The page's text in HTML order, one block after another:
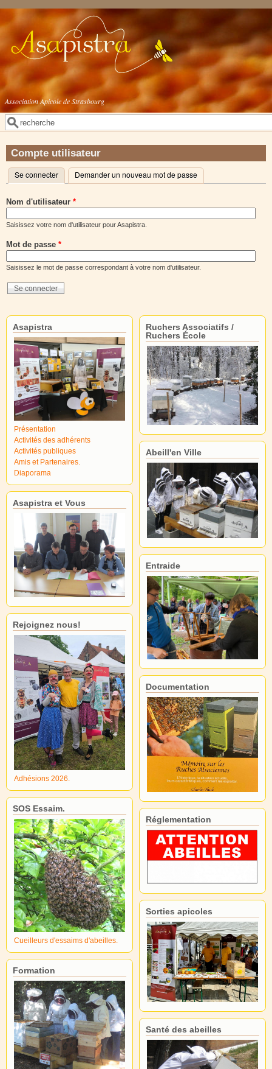
Aller au contenu principal
Association Apicole de Strasbourg
Formulaire de recherche
Rechercher
Compte utilisateur
Onglets principaux
Se connecter (onglet actif)
Demander un nouveau mot de passe
Nom d'utilisateur *
Saisissez votre nom d'utilisateur pour Asapistra.
Mot de passe *
Saisissez le mot de passe correspondant à votre nom d'utilisateur.
Asapistra
Présentation
Activités des adhérents
Activités publiques
Amis et Partenaires.
Diaporama
Asapistra et Vous
Rejoignez nous!
Adhésions 2026.
SOS Essaim.
Cueilleurs d'essaims d'abeilles.
Formation
Ruchers Associatifs /
Ruchers École
Abeill'en Ville
Entraide
Documentation
Réglementation
Sorties apicoles
Santé des abeilles